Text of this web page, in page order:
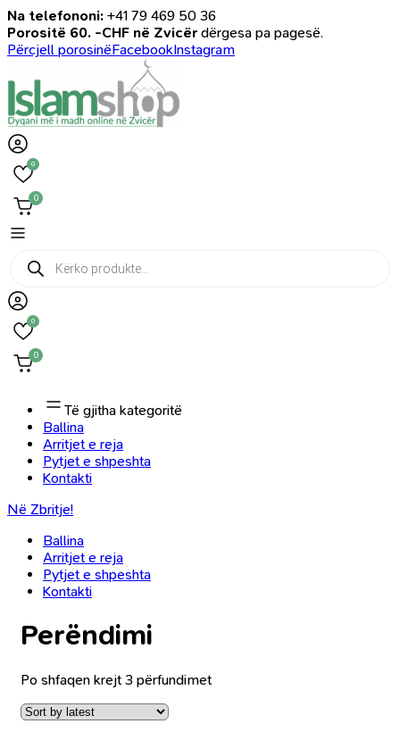
Na telefononi: +41 79 469 50 36
Porositë 60. -CHF në Zvicër dërgesa pa pagesë.
Përcjell porosinëFacebookInstagram
0
0
Products
search
0
0
Të gjitha kategoritë
Ballina
Arritjet e reja
Pytjet e shpeshta
Kontakti
Në Zbritje!
Ballina
Arritjet e reja
Pytjet e shpeshta
Kontakti
Perëndimi
Po shfaqen krejt 3 përfundimet